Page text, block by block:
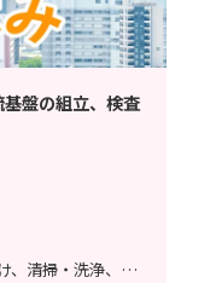
基盤の組立、検査
検査、梱包・仕分け、組立・組付け、清掃・洗浄、ハンダ付け